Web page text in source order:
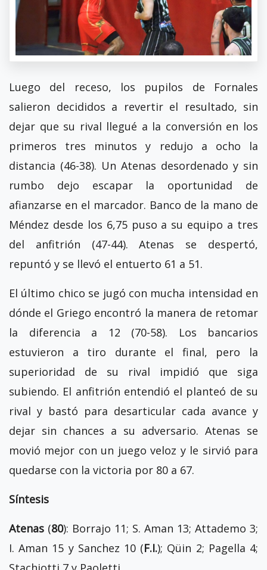
Luego del receso, los pupilos de Fornales
salieron decididos a revertir el resultado, sin
dejar que su rival llegué a la conversión en los
primeros tres minutos y redujo a ocho la
distancia (46-38). Un Atenas desordenado y sin
rumbo dejo escapar la oportunidad de
afianzarse en el marcador. Banco de la mano de
Méndez desde los 6,75 puso a su equipo a tres
del anfitrión (47-44). Atenas se despertó,
repuntó y se llevó el entuerto 61 a 51.
El último chico se jugó con mucha intensidad en
dónde el Griego encontró la manera de retomar
la diferencia a 12 (70-58). Los bancarios
estuvieron a tiro durante el final, pero la
superioridad de su rival impidió que siga
subiendo. El anfitrión entendió el planteó de su
rival y bastó para desarticular cada avance y
dejar sin chances a su adversario. Atenas se
movió mejor con un juego veloz y le sirvió para
quedarse con la victoria por 80 a 67.
Síntesis
Atenas (80): Borrajo 11; S. Aman 13; Attademo 3;
I. Aman 15 y Sanchez 10 (F.I.); Qüin 2; Pagella 4;